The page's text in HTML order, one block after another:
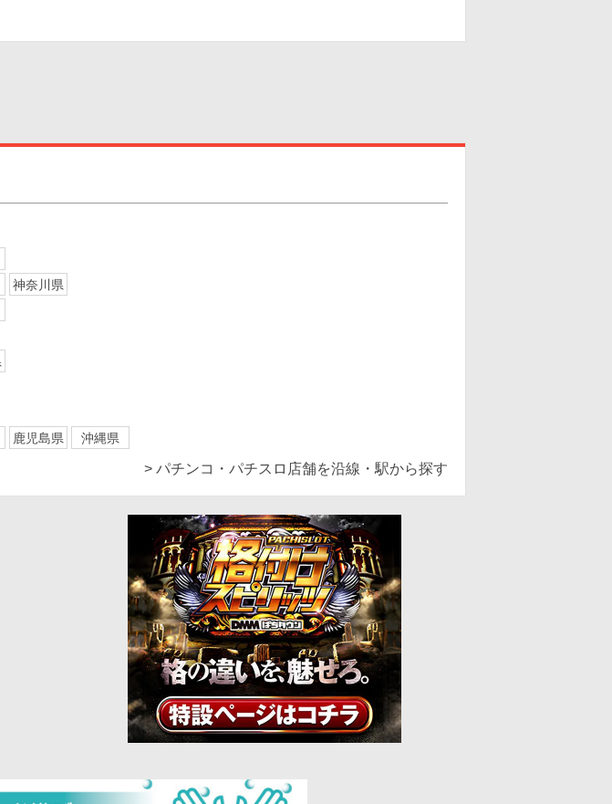
神奈川県
鹿児島県 沖縄県
> パチンコ・パチスロ店舗を沿線・駅から探す